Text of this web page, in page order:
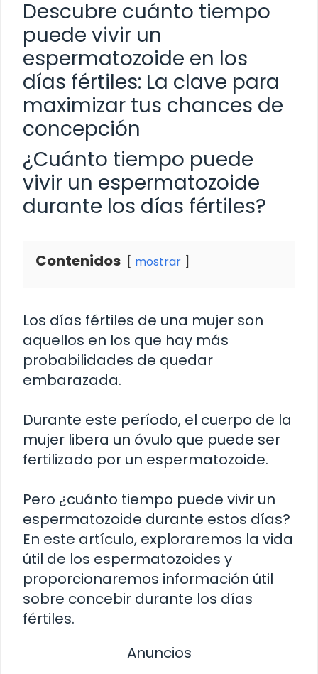
Descubre cuánto tiempo
puede vivir un
espermatozoide en los
días fértiles: La clave para
maximizar tus chances de
concepción
¿Cuánto tiempo puede
vivir un espermatozoide
durante los días fértiles?
Contenidos mostrar
Los días fértiles de una mujer son
aquellos en los que hay más
probabilidades de quedar
embarazada.
Durante este período, el cuerpo de la
mujer libera un óvulo que puede ser
fertilizado por un espermatozoide.
Pero ¿cuánto tiempo puede vivir un
espermatozoide durante estos días?
En este artículo, exploraremos la vida
útil de los espermatozoides y
proporcionaremos información útil
sobre concebir durante los días
fértiles.
Anuncios